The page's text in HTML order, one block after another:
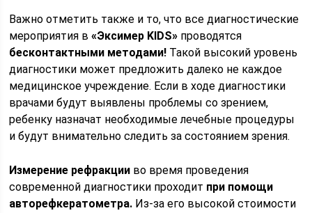
Важно отметить также и то, что все диагностические
мероприятия в«Эксимер KIDS» проводятся
бесконтактными методами! Такой высокий уровень
диагностики может предложить далеко не каждое
медицинское учреждение. Если в ходе диагностики
врачами будут выявлены проблемы со зрением,
ребенку назначат необходимые лечебные процедуры
и будут внимательно следить за состоянием зрения.
Измерение рефракции во время проведения
современной диагностики проходит при помощи
авторефкератометра. Из-за его высокой стоимости